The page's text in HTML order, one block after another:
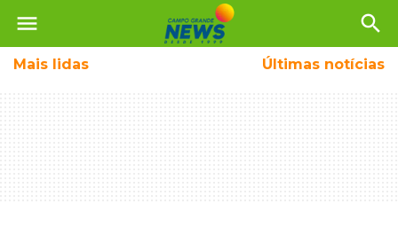
menu search
Mais lidas Últimas notícias